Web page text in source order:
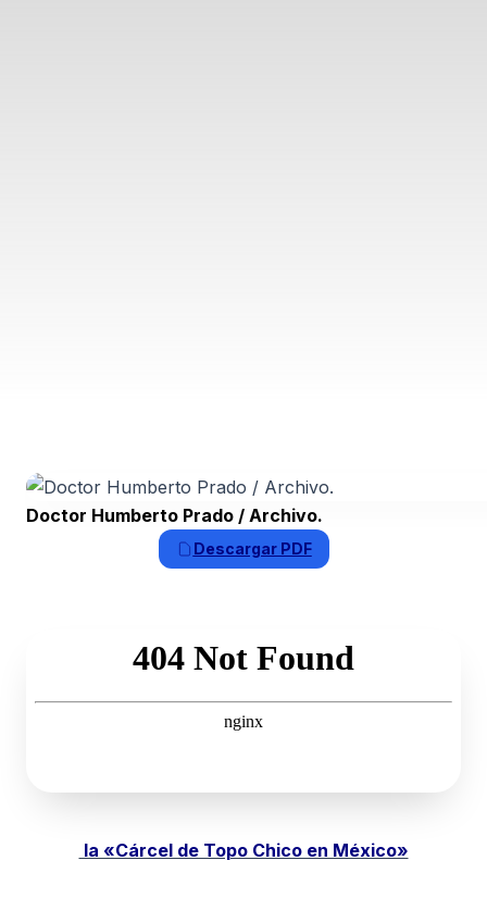
Doctor Humberto Prado / Archivo.
Descargar PDF
la «Cárcel de Topo Chico en México»